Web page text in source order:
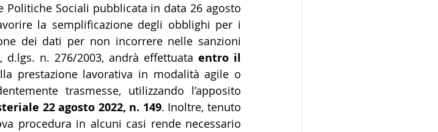
Sociali pubblicata in data 26 agosto
la semplificazione degli obblighi per i
dei dati per non incorrere nelle sanzioni
n. 276/2003, andrà effettuata entro il
prestazione lavorativa in modalità agile o
trasmesse, utilizzando l’apposito
22 agosto 2022, n. 149. Inoltre, tenuto
procedura in alcuni casi rende necessario